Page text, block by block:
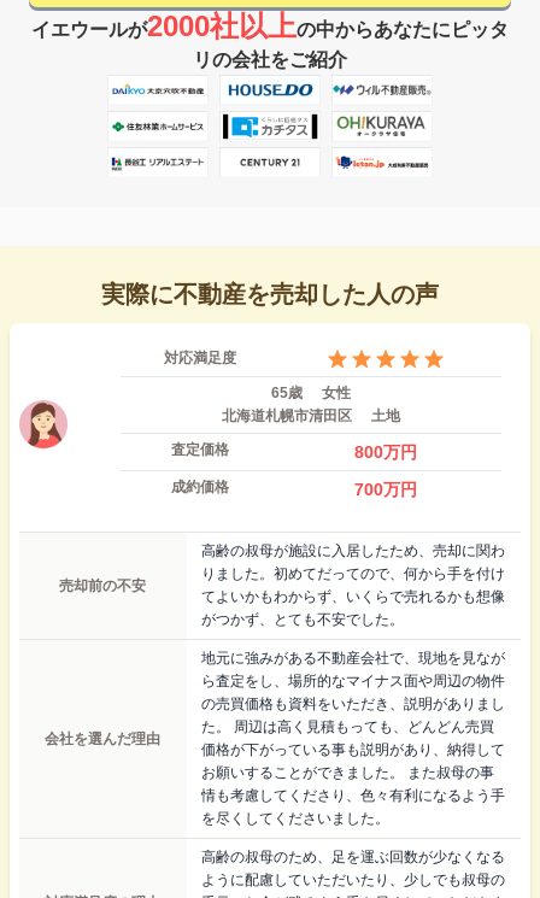
イエウールが2000社以上の中からあなたにピッタ
リの会社をご紹介
実際に不動産を売却した人の声
対応満足度
65歳
女性
北海道札幌市清田区
土地
査定価格
800万円
成約価格 700万円
売却前の不安
高齢の叔母が施設に入居したため、売却に関わ
りました。初めてだってので、何から手を付け
てよいかもわからず、いくらで売れるかも想像
がつかず、とても不安でした。
会社を選んだ理由
地元に強みがある不動産会社で、現地を見なが
ら査定をし、場所的なマイナス面や周辺の物件
の売買価格も資料をいただき、説明がありまし
た。 周辺は高く見積もっても、どんどん売買
価格が下がっている事も説明があり、納得して
お願いすることができました。 また叔母の事
情も考慮してくださり、色々有利になるよう手
を尽くしてくださいました。
高齢の叔母のため、足を運ぶ回数が少なくなる
ように配慮していただいたり、少しでも叔母の